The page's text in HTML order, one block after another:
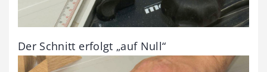
Der Schnitt erfolgt „auf Null“